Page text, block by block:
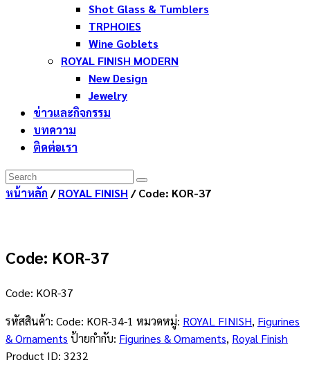
Shot Glass & Tumblers
TRPHOIES
Wine Goblets
ROYAL FINISH MODERN
New Design
Jewelry
ข่าวและกิจกรรม
บทความ
ติดต่อเรา
หน้าหลัก /ROYAL FINISH / Code: KOR-37
Code: KOR-37
Code: KOR-37
รหัสสินค้า: Code: KOR-34-1 หมวดหมู่: ROYAL FINISH, Figurines
& Ornaments ป้ายกำกับ: Figurines & Ornaments, Royal Finish
Product ID: 3232